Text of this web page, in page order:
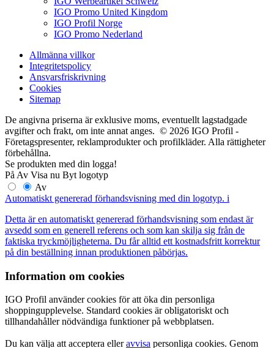
IGO Promo United Kingdom
IGO Profil Norge
IGO Promo Nederland
Allmänna villkor
Integritetspolicy
Ansvarsfriskrivning
Cookies
Sitemap
De angivna priserna är exklusive moms, eventuellt lagstadgade
avgifter och frakt, om inte annat anges. © 2026 IGO Profil -
Företagspresenter, reklamprodukter och profilkläder. Alla rättigheter
förbehållna.
Se produkten med din logga!
På Av Visa nu Byt logotyp
Av
Automatiskt genererad förhandsvisning med din logotyp. i
Detta är en automatiskt genererad förhandsvisning som endast är
avsedd som en generell referens och som kan skilja sig från de
faktiska tryckmöjligheterna. Du får alltid ett kostnadsfritt korrektur
på din beställning innan produktionen påbörjas.
Information om cookies
IGO Profil använder cookies för att öka din personliga
shoppingupplevelse. Standard cookies är obligatoriskt och
tillhandahåller nödvändiga funktioner på webbplatsen.
Du kan välja att acceptera elleravvisa personliga cookies. Genom